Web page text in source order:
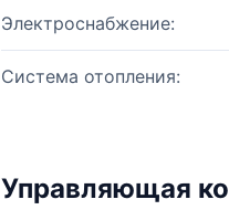
Электроснабжение:
Система отопления:
Управляющая